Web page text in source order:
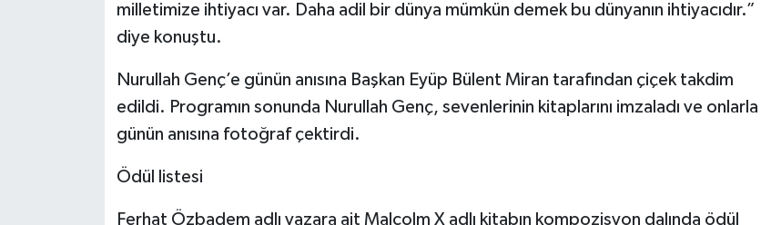
milletimize ihtiyacı var. Daha adil bir dünya mümkün demek bu dünyanın ihtiyacıdır.”
diye konuştu.
Nurullah Genç’e günün anısına Başkan Eyüp Bülent Miran tarafından çiçek takdim
edildi. Programın sonunda Nurullah Genç, sevenlerinin kitaplarını imzaladı ve onlarla
günün anısına fotoğraf çektirdi.
Ödül listesi
Ferhat Özbadem adlı yazara ait Malcolm X adlı kitabın kompozisyon dalında ödül